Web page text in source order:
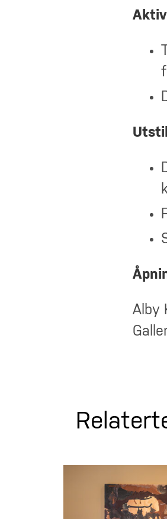
Alby